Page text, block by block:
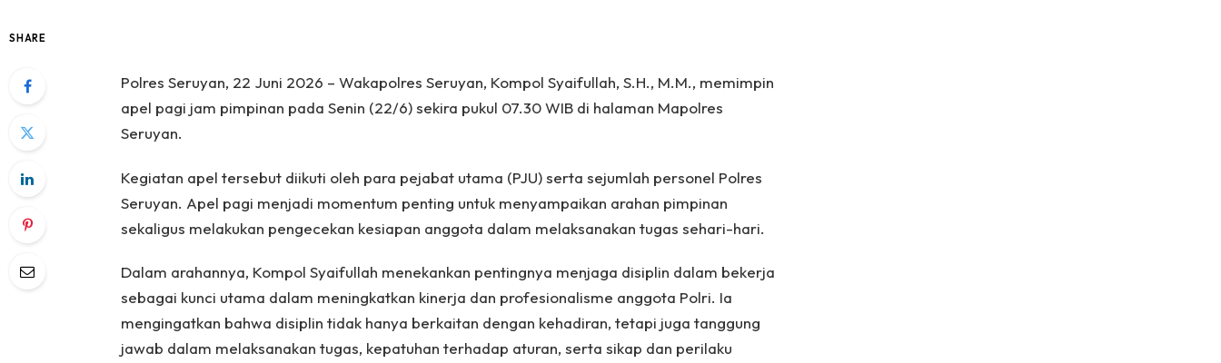
SHARE
Polres Seruyan, 22 Juni 2026 – Wakapolres Seruyan, Kompol Syaifullah, S.H., M.M., memimpin
apel pagi jam pimpinan pada Senin (22/6) sekira pukul 07.30 WIB di halaman Mapolres
Seruyan.
Kegiatan apel tersebut diikuti oleh para pejabat utama (PJU) serta sejumlah personel Polres
Seruyan. Apel pagi menjadi momentum penting untuk menyampaikan arahan pimpinan
sekaligus melakukan pengecekan kesiapan anggota dalam melaksanakan tugas sehari-hari.
Dalam arahannya, Kompol Syaifullah menekankan pentingnya menjaga disiplin dalam bekerja
sebagai kunci utama dalam meningkatkan kinerja dan profesionalisme anggota Polri. Ia
mengingatkan bahwa disiplin tidak hanya berkaitan dengan kehadiran, tetapi juga tanggung
jawab dalam melaksanakan tugas, kepatuhan terhadap aturan, serta sikap dan perilaku